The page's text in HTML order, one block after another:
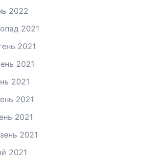
2022
2021
2021
2021
2021
2021
2021
2021
2021